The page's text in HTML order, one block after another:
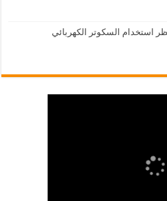
استخدام السكوتر الكهربائي